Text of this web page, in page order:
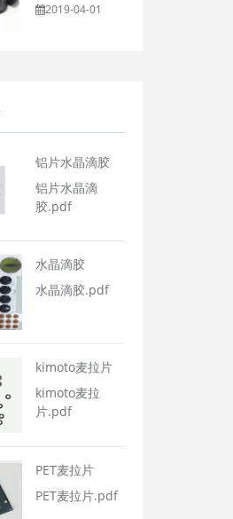
2019-04-01
铝片水晶滴胶
铝片水晶滴
胶.pdf
水晶滴胶
水晶滴胶.pdf
kimoto麦拉片
kimoto麦拉
片.pdf
PET麦拉片
PET麦拉片.pdf